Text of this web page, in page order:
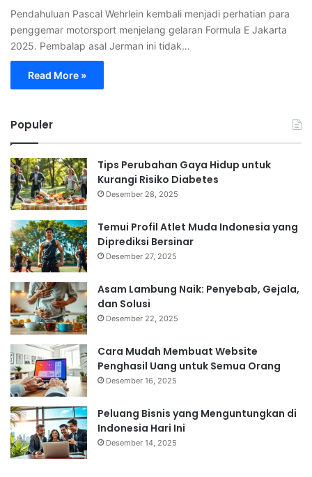
Pendahuluan Pascal Wehrlein kembali menjadi perhatian para
penggemar motorsport menjelang gelaran Formula E Jakarta
2025. Pembalap asal Jerman ini tidak…
Read More »
Populer
Tips Perubahan Gaya Hidup untuk
Kurangi Risiko Diabetes
Desember 28, 2025
Temui Profil Atlet Muda Indonesia yang
Diprediksi Bersinar
Desember 27, 2025
Asam Lambung Naik: Penyebab, Gejala,
dan Solusi
Desember 22, 2025
Cara Mudah Membuat Website
Penghasil Uang untuk Semua Orang
Desember 16, 2025
Peluang Bisnis yang Menguntungkan di
Indonesia Hari Ini
Desember 14, 2025